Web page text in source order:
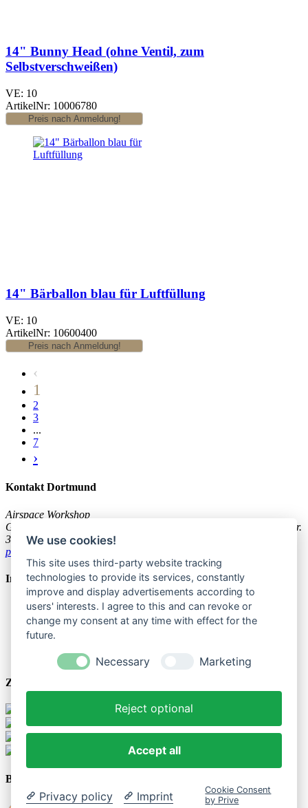
14" Bunny Head (ohne Ventil, zum
Selbstverschweißen)
VE: 10
ArtikelNr: 10006780
14" Bärballon blau für Luftfüllung
VE: 10
ArtikelNr: 10600400
‹
1
2
3
...
7
›
Kontakt Dortmund
Airspace Workshop
GmbH & Co.KG
Weissenburger Str.
3
44135 Dortmund Tel: 0231 - 55 69 70-0
profiballon@ballonzauber.de
Informationen
Versandkosten
Impressum
AGB
Datenschutz
Einwegkunststofffondsgesetz
Zahlungsarten
Besuchen Sie uns
We use cookies!
This site uses third-party website tracking
technologies to provide its services, constantly
improve and display advertisements according to
users' interests. I agree to this and can revoke or
change my consent at any time with effect for the
future.
Necessary Marketing
Reject optional
Accept all
Privacy policy Imprint
Cookie Consent
by Prive